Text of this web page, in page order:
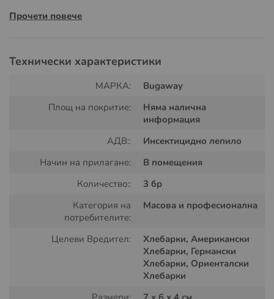
единят се съдтой от 3 отделни капана за хлебарки а
Дава възможност за измерване на ефективността на
дезинсекционните мероприятия. Примамката е
създадена да привлича основно германски,
germanica, Blatta orientalis и Periplaneta americana), но
Какво представлява капана за
Прочети повече
Технически характеристики
МАРКА:
Bugaway
Площ на покритие:
Няма налична
информация
АДВ::
Инсектицидно лепило
Начин на прилагане:
В помещения
Количество::
3 бр
Категория на
потребителите:
Масова и професионална
Целеви Вредител:
Хлебарки, Американски
Хлебарки, Германски
Хлебарки, Ориенталски
Хлебарки